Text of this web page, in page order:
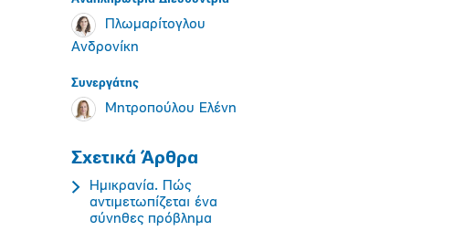
Πλωμαρίτογλου
Ανδρονίκη
Συνεργάτης
Μητροπούλου Ελένη
Σχετικά Άρθρα
Ημικρανία. Πώς
αντιμετωπίζεται ένα
σύνηθες πρόβλημα